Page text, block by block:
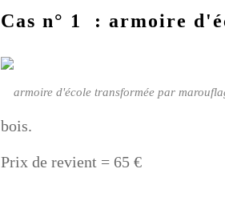
Cas n° 1 : armoire
armoire d'école transformée par
bois.
Prix de revient = 65 €